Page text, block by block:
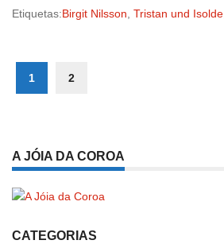
Etiquetas:Birgit Nilsson Tristan und Isolde
1 2
A JÓIA DA COROA
CATEGORIAS